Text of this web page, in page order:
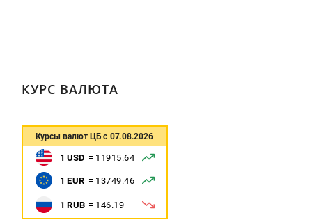
КУРС ВАЛЮТА